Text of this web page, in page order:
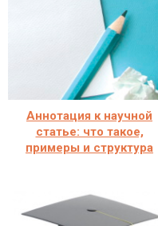
Аннотация к научной
статье: что такое,
примеры и структура